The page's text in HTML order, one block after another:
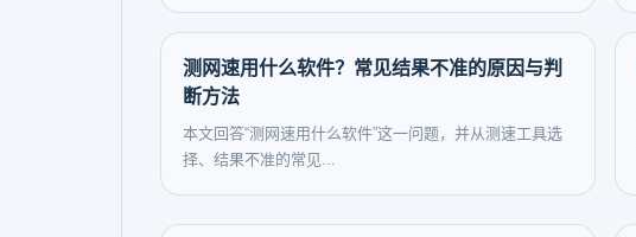
测网速用什么软件？常见结果不准的原因与判
断方法
本文回答“测网速用什么软件”这一问题，并从测速工具选
择、结果不准的常见...